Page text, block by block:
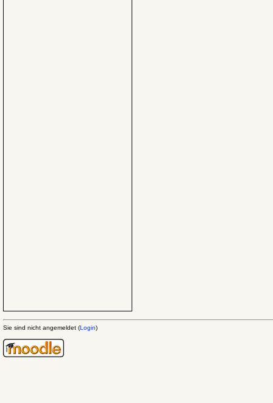
Sie sind nicht angemeldet (Login)